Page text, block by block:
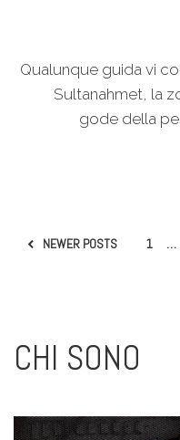
Qualunque guida vi
Sultanahmet, la
gode della
NEWER POSTS 1 …
CHI SONO